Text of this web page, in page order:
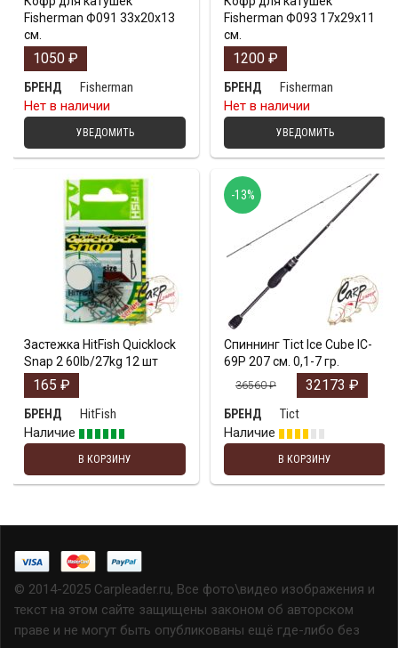
Fisherman Ф091 33х20х13
см.
1050 ₽
БРЕНД
Fisherman
Нет в наличии
УВЕДОМИТЬ
Fisherman Ф093 17х29х11
см.
1200 ₽
БРЕНД
Fisherman
Нет в наличии
УВЕДОМИТЬ
Застежка HitFish Quicklock
Snap 2 60lb/27kg 12 шт
165 ₽
БРЕНД
HitFish
Наличие
В КОРЗИНУ
Спиннинг Tict Ice Cube IC-
69P 207 см. 0,1-7 гр.
36560₽ 32173 ₽
БРЕНД
Tict
Наличие
В КОРЗИНУ
-13%
© 2014-2025 Carpleader.ru, Все фото\видео изображения и
текст на этом сайте защищены законом об авторском
праве и не могут быть опубликованы ещё где-либо без